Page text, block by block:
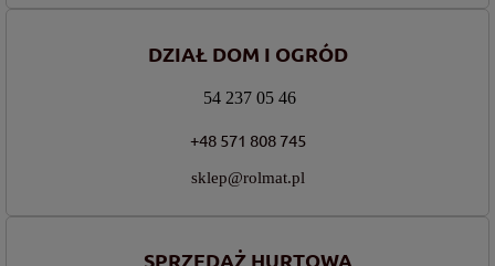
DZIAŁ DOM I OGRÓD
54 237 05 46
+48 571 808 745
sklep@rolmat.pl
SPRZEDAŻ HURTOWA